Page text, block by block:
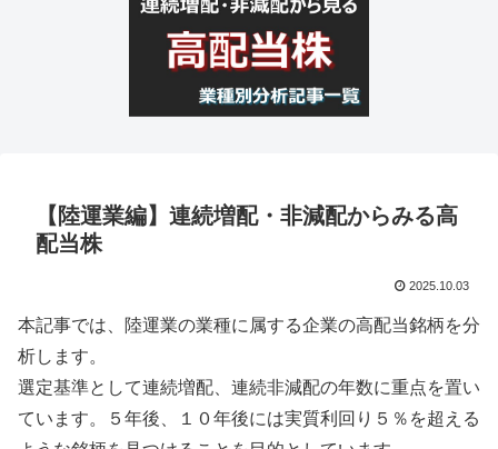
【陸運業編】連続増配・非減配からみる高
配当株
2025.10.03
本記事では、陸運業の業種に属する企業の高配当銘柄を分
析します。
選定基準として連続増配、連続非減配の年数に重点を置い
ています。５年後、１０年後には実質利回り５％を超える